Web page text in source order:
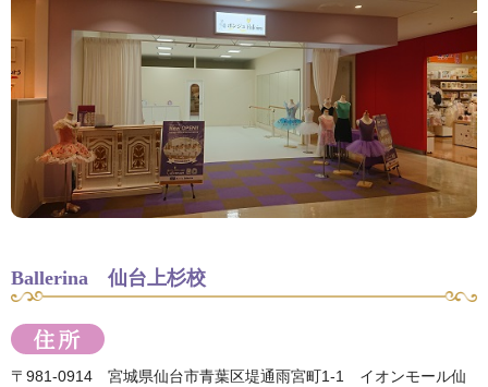
Ballerina 仙台上杉校
〒981-0914 宮城県仙台市青葉区堤通雨宮町1-1 イオンモール仙